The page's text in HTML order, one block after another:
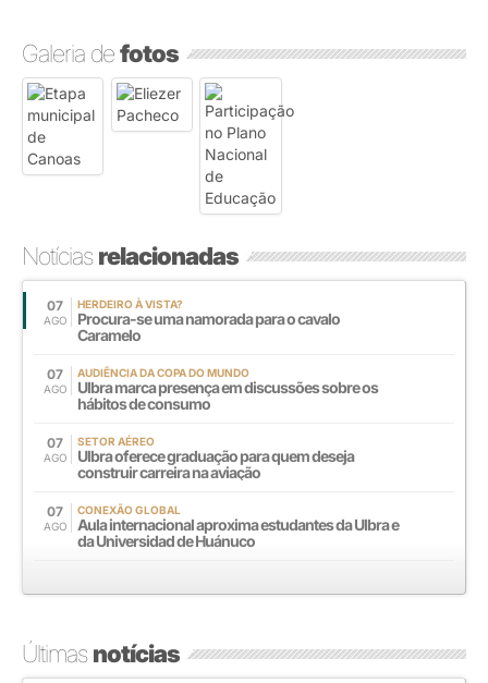
Galeria defotos
Notíciasrelacionadas
07
AGO
HERDEIRO À VISTA?
Procura-se uma namorada para o cavalo
Caramelo
07
AGO
AUDIÊNCIA DA COPA DO MUNDO
Ulbra marca presença em discussões sobre os
hábitos de consumo
07
AGO
SETOR AÉREO
Ulbra oferece graduação para quem deseja
construir carreira na aviação
07
AGO
CONEXÃO GLOBAL
Aula internacional aproxima estudantes da Ulbra e
da Universidad de Huánuco
Últimasnotícias